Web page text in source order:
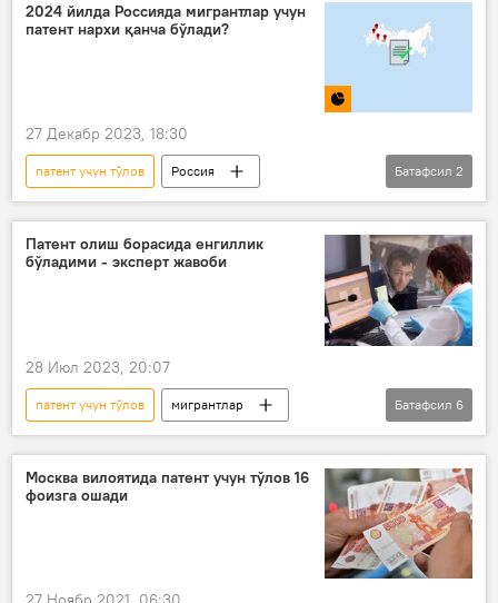
2024 йилда Россияда мигрантлар учун
патент нархи қанча бўлади?
27 Декабр 2023, 18:30
патент учун тўлов
Россия
Миграция
патент
Инфографика
Батафсил 2
Патент олиш борасида енгиллик
бўладими - эксперт жавоби
28 Июл 2023, 20:07
патент учун тўлов
мигрантлар
Ўзбекистон
Россия
Миграция
Ташқи меҳнат миграцияси агентлиги
Батафсил 6
Москва вилоятида патент учун тўлов 16
фоизга ошади